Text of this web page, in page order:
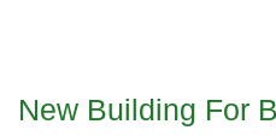
New Building For